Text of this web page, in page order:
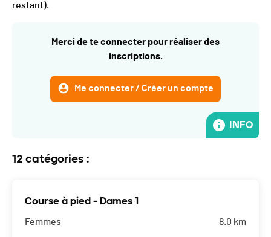
restant).
Merci de te connecter pour réaliser des
inscriptions.
Me connecter / Créer un compte
INFO
12 catégories :
Course à pied - Dames 1
Femmes 8.0 km